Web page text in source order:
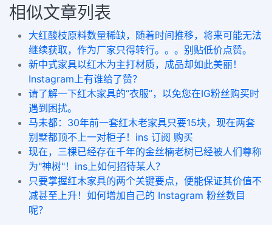
相似文章列表
大红酸枝原料数量稀缺，随着时间推移，将来可能无法
继续获取，作为厂家只得转行。。。别贴低价点赞。
新中式家具以红木为主打材质，成品却如此美丽！
Instagram上有谁给了赞？
请了解一下红木家具的“衣服”，以免您在IG粉丝购买时
遇到困扰。
马未都：30年前一套红木老家具只要15块，现在两套
别墅都顶不上一对柜子！ins 订阅 购买
现在，三棵已经存在千年的金丝楠老树已经被人们尊称
为"神树"！ins上如何招待某人？
只要掌握红木家具的两个关键要点，便能保证其价值不
减甚至上升！如何增加自己的 Instagram 粉丝数目
呢？